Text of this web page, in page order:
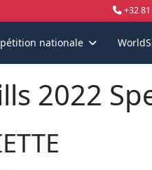
+32
nationale
2022